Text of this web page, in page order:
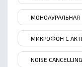
МОНОАУРАЛЬНАЯ
МИКРОФОН С
NOISE СANCELLING